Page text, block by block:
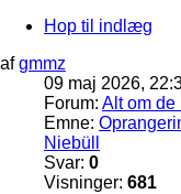
Hop til indlæg
afgmmz
09 maj 2026,
Forum: Alt om de
Emne:
Niebüll
Svar: 0
Visninger: 681